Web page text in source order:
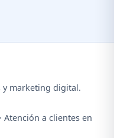
marketing digital.
Atención a clientes en